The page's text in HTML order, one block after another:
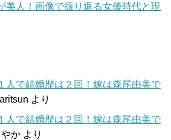
美人！画像で振り返る女優時代と現
人で結婚歴は２回！嫁は森尾由美で
より
人で結婚歴は２回！嫁は森尾由美で
やか より